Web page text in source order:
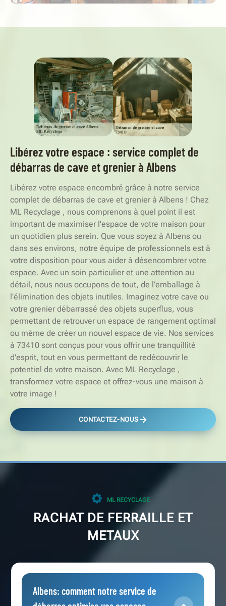
Libérez votre espace : service complet de
débarras de cave et grenier à Albens
Libérez votre espace encombré grâce à notre service
complet de débarras de cave et grenier à Albens ! Chez
ML Recyclage , nous comprenons à quel point il est
important de maximiser l'espace de votre maison pour
un quotidien plus serein. Que vous soyez à Albens ou
dans ses environs, notre équipe de professionnels est à
votre disposition pour vous aider à désencombrer votre
espace. Avec un soin particulier et une attention au
détail, nous nous occupons de tout, de l’emballage à
l’élimination des objets inutiles. Imaginez votre cave ou
votre grenier débarrassé des objets superflus, vous
permettant de retrouver un espace de rangement optimal
ou même de créer un nouvel espace de vie. Nos services
à 73410 sont conçus pour vous offrir une tranquillité
d'esprit, tout en vous permettant de redécouvrir le
potentiel de votre maison. Avec ML Recyclage ,
transformez votre espace et offrez-vous une maison à
votre image !
CONTACTEZ-NOUS
ML RECYCLAGE
RACHAT DE FERRAILLE ET
METAUX
Albens: comment notre service de